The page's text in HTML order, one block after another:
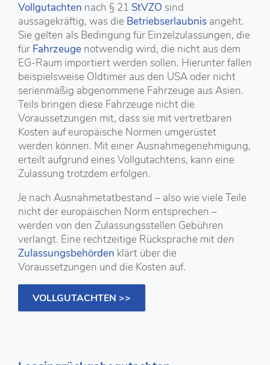
Vollgutachten nach § 21 StVZO sind
aussagekräftig, was die Betriebserlaubnis angeht.
Sie gelten als Bedingung für Einzelzulassungen, die
für Fahrzeuge notwendig wird, die nicht aus dem
EG-Raum importiert werden sollen. Hierunter fallen
beispielsweise Oldtimer aus den USA oder nicht
serienmäßig abgenommene Fahrzeuge aus Asien.
Teils bringen diese Fahrzeuge nicht die
Voraussetzungen mit, dass sie mit vertretbaren
Kosten auf europäische Normen umgerüstet
werden können. Mit einer Ausnahmegenehmigung,
erteilt aufgrund eines Vollgutachtens, kann eine
Zulassung trotzdem erfolgen.
Je nach Ausnahmetatbestand – also wie viele Teile
nicht der europäischen Norm entsprechen –
werden von den Zulassungsstellen Gebühren
verlangt. Eine rechtzeitige Rücksprache mit den
Zulassungsbehörden klärt über die
Voraussetzungen und die Kosten auf.
VOLLGUTACHTEN >>